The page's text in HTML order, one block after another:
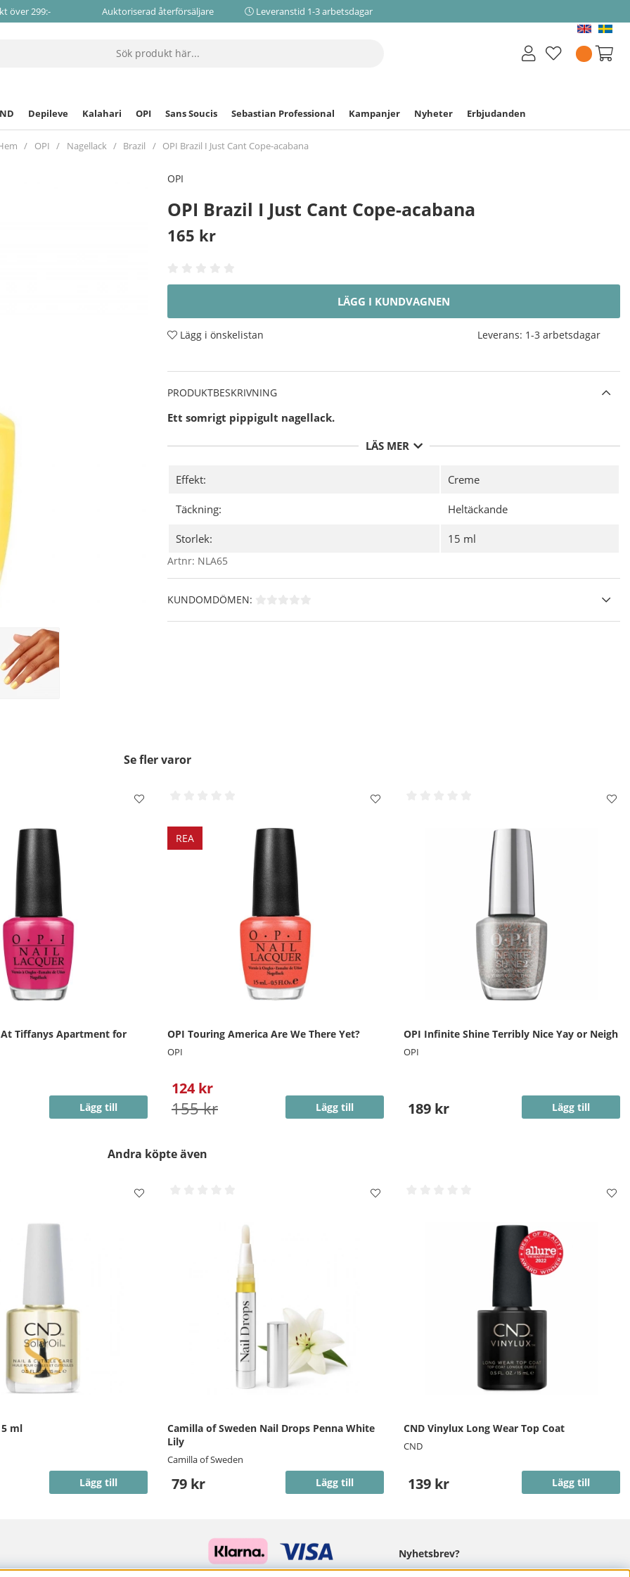
över 299:- Auktoriserad återförsäljare Leveranstid 1-3 arbetsdagar
Depileve Kalahari OPI Sans Soucis Sebastian Professional Kampanjer Nyheter Erbjudanden
OPI Nagellack Brazil OPI Brazil I Just Cant Cope-acabana
OPI
OPI Brazil I Just Cant Cope-acabana
165 kr
LÄGG I KUNDVAGNEN
Lägg i önskelistan Leverans: 1-3 arbetsdagar
PRODUKTBESKRIVNING
Ett somrigt pippigult nagellack.
LÄS MER
Effekt: Creme
Täckning: Heltäckande
Storlek: 15 ml
Artnr: NLA65
KUNDOMDÖMEN:
Se fler varor
Tiffanys Apartment for
Lägg till
REA
OPI Touring America Are We There Yet?
OPI
124 kr
155 kr Lägg till
OPI Infinite Shine Terribly Nice Yay or Neigh
OPI
189 kr Lägg till
Andra köpte även
ml
Lägg till
Camilla of Sweden Nail Drops Penna White
Lily
Camilla of Sweden
79 kr Lägg till
CND Vinylux Long Wear Top Coat
CND
139 kr Lägg till
Nyhetsbrev?